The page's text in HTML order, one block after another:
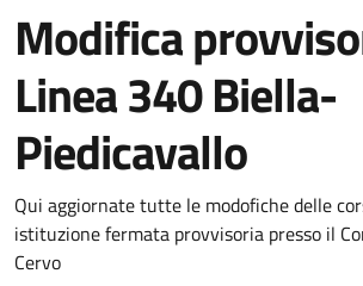
Modifica
Linea 340 Biella-
Piedicavallo
Qui aggiornate tutte le modofiche delle
istituzione fermata provvisoria presso il
Cervo